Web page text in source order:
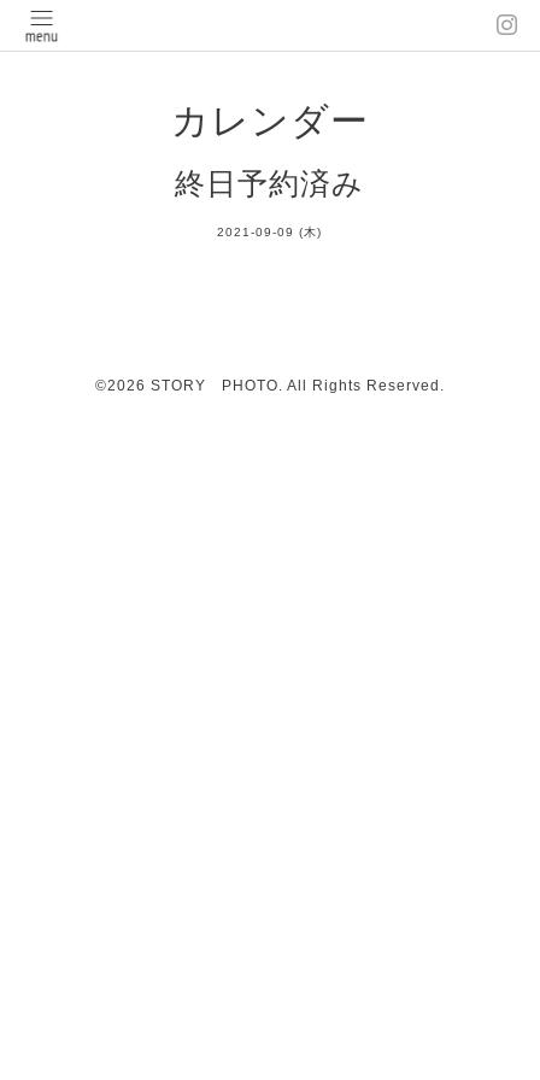
カレンダー
終日予約済み
2021-09-09 (木)
©2026 STORY PHOTO. All Rights Reserved.